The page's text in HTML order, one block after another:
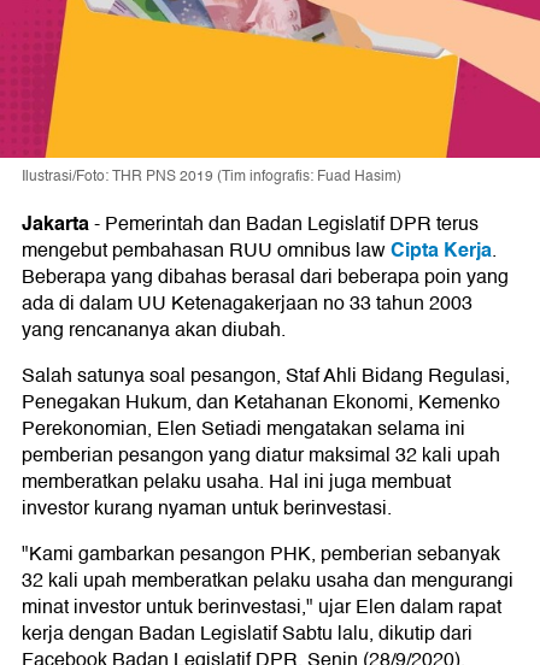
Ilustrasi/Foto: THR PNS 2019 (Tim infografis: Fuad Hasim)
Jakarta-Pemerintah dan Badan Legislatif DPR terus
mengebut pembahasan RUU omnibus lawCipta Kerja.
Beberapa yang dibahas berasal dari beberapa poin yang
ada di dalam UU Ketenagakerjaan no 33 tahun 2003
yang rencananya akan diubah.
Salah satunya soal pesangon, Staf Ahli Bidang Regulasi,
Penegakan Hukum, dan Ketahanan Ekonomi, Kemenko
Perekonomian, Elen Setiadi mengatakan selama ini
pemberian pesangon yang diatur maksimal 32 kali upah
memberatkan pelaku usaha. Hal ini juga membuat
investor kurang nyaman untuk berinvestasi.
"Kami gambarkan pesangon PHK, pemberian sebanyak
32 kali upah memberatkan pelaku usaha dan mengurangi
minat investor untuk berinvestasi," ujar Elen dalam rapat
kerja dengan Badan Legislatif Sabtu lalu, dikutip dari